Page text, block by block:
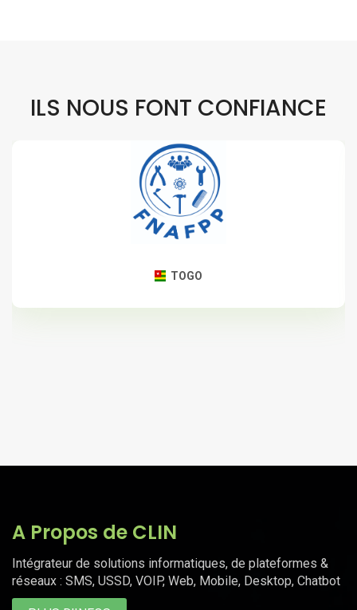
ILS NOUS FONT CONFIANCE
TOGO
A Propos de CLIN
Intégrateur de solutions informatiques, de plateformes &
réseaux : SMS, USSD, VOIP, Web, Mobile, Desktop, Chatbot